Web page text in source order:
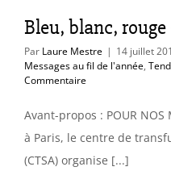
Bleu, blanc, rouge
Par Laure Mestre | 14 juillet
Messages au fil de l'année,
Commentaire
Avant-propos : POUR
à Paris, le centre de
(CTSA) organise [...]